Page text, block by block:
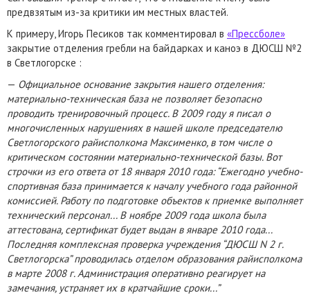
предвзятым из-за критики им местных властей.
К примеру, Игорь Песиков так комментировал в «Прессболе»
закрытие отделения гребли на байдарках и каноэ в ДЮСШ №2
в Светлогорске :
— Официальное основание закрытия нашего отделения:
материально-техническая база не позволяет безопасно
проводить тренировочный процесс. В 2009 году я писал о
многочисленных нарушениях в нашей школе председателю
Светлогорского райисполкома Максименко, в том числе о
критическом состоянии материально-технической базы. Вот
строчки из его ответа от 18 января 2010 года: “Ежегодно учебно-
спортивная база принимается к началу учебного года районной
комиссией. Работу по подготовке объектов к приемке выполняет
технический персонал... В ноябре 2009 года школа была
аттестована, сертификат будет выдан в январе 2010 года...
Последняя комплексная проверка учреждения “ДЮСШ N 2 г.
Светлогорска” проводилась отделом образования райисполкома
в марте 2008 г. Администрация оперативно реагирует на
замечания, устраняет их в кратчайшие сроки...”